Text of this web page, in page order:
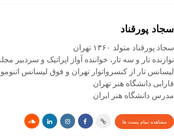
سجاد پورقناد
سجاد پورقناد متولد ۱۳۶۰ تهران
نوازنده تار و سه تار، خواننده آواز اپراتیک و سردبیر
لیسانس تار از کنسرواتوار تهران و فوق لیسانس
فارابی دانشگاه هنر تهران
مدرس دانشگاه هنر ایران
مشاهده تمام پست ها